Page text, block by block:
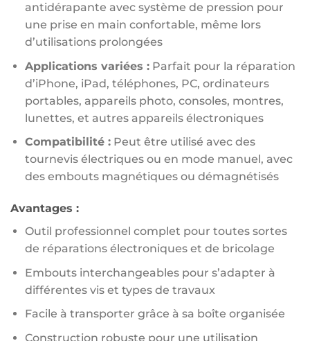
antidérapante avec système de pression pour
une prise en main confortable, même lors
d’utilisations prolongées
Applications variées :Parfait pour la réparation
d’iPhone, iPad, téléphones, PC, ordinateurs
portables, appareils photo, consoles, montres,
lunettes, et autres appareils électroniques
Compatibilité :Peut être utilisé avec des
tournevis électriques ou en mode manuel, avec
des embouts magnétiques ou démagnétisés
Avantages :
Outil professionnel complet pour toutes sortes
de réparations électroniques et de bricolage
Embouts interchangeables pour s’adapter à
différentes vis et types de travaux
Facile à transporter grâce à sa boîte organisée
Construction robuste pour une utilisation